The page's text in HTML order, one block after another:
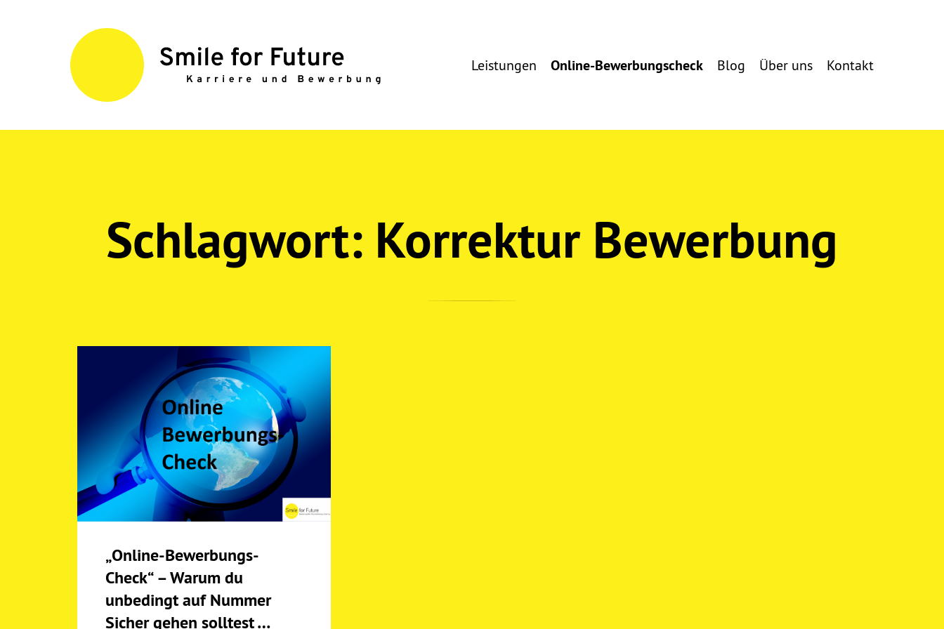
Leistungen Online-Bewerbungscheck Blog Über uns Kontakt
Schlagwort: Korrektur Bewerbung
„Online-Bewerbungs-
Check“ – Warum du
unbedingt auf Nummer
Sicher gehen solltest …